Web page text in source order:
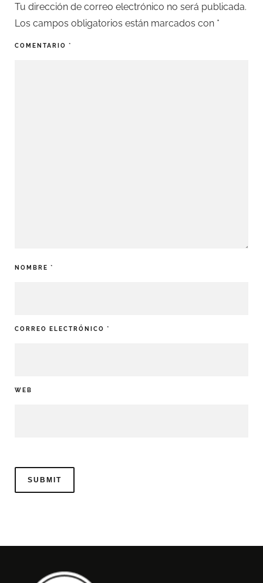
Tu dirección de correo electrónico no será publicada.
Los campos obligatorios están marcados con *
COMENTARIO *
NOMBRE *
CORREO ELECTRÓNICO *
WEB